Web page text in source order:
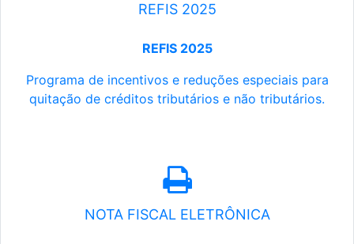
REFIS 2025
REFIS 2025
Programa de incentivos e reduções especiais para
quitação de créditos tributários e não tributários.
NOTA FISCAL ELETRÔNICA